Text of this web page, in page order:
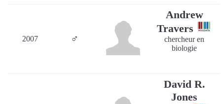
2007 ♂
Andrew
Travers
chercheur en
biologie
David R.
Jones